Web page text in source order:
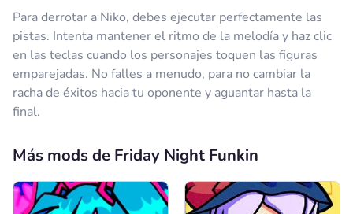
Para derrotar a Niko, debes ejecutar perfectamente las
pistas. Intenta mantener el ritmo de la melodía y haz clic
en las teclas cuando los personajes toquen las figuras
emparejadas. No falles a menudo, para no cambiar la
racha de éxitos hacia tu oponente y aguantar hasta la
final.
Más mods de Friday Night Funkin